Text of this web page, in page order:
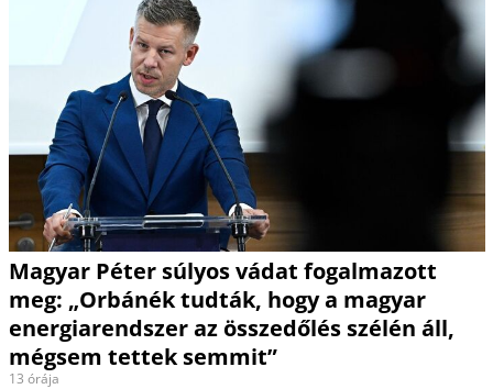
Magyar Péter súlyos vádat fogalmazott
meg: „Orbánék tudták, hogy a magyar
energiarendszer az összedőlés szélén áll,
mégsem tettek semmit”
13 órája